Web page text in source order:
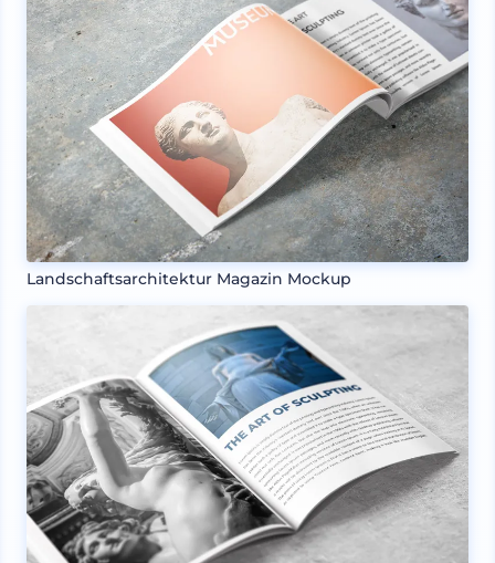
Landschaftsarchitektur Magazin Mockup